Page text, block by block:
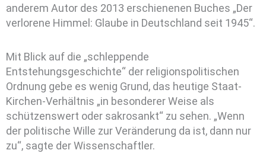
anderem Autor des 2013 erschienenen Buches „Der
verlorene Himmel: Glaube in Deutschland seit 1945“.
Mit Blick auf die „schleppende
Entstehungsgeschichte“ der religionspolitischen
Ordnung gebe es wenig Grund, das heutige Staat-
Kirchen-Verhältnis „in besonderer Weise als
schützenswert oder sakrosankt“ zu sehen. „Wenn
der politische Wille zur Veränderung da ist, dann nur
zu“, sagte der Wissenschaftler.